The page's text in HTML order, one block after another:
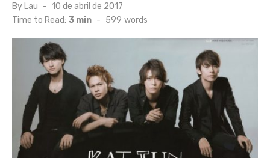
By Lau
Posted
on
10 de abril de 2017
Time to Read: 3 min - 599 words